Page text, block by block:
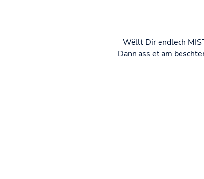
Wëllt Dir endlech
Dann ass et am